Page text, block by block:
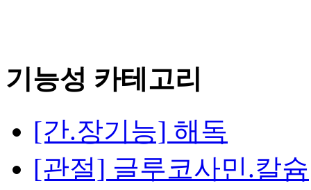
기능성 카테고리
[간.장기능] 해독
[관절] 글루코사민.칼슘